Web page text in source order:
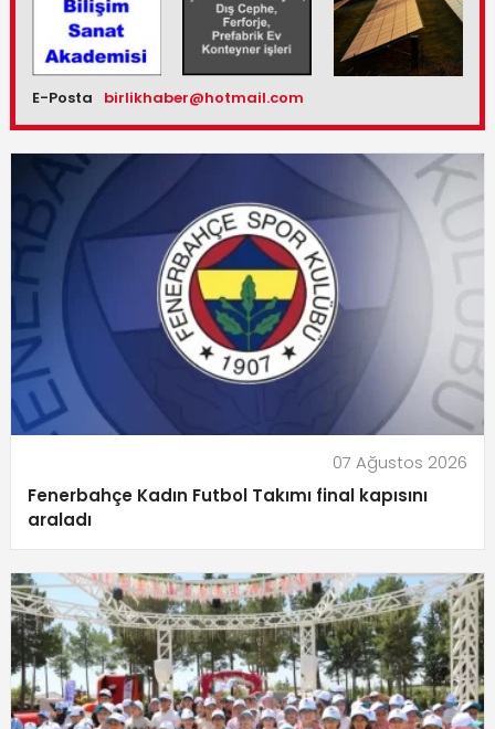
E-Posta birlikhaber@hotmail.com
07 Ağustos 2026
Fenerbahçe Kadın Futbol Takımı final kapısını
araladı